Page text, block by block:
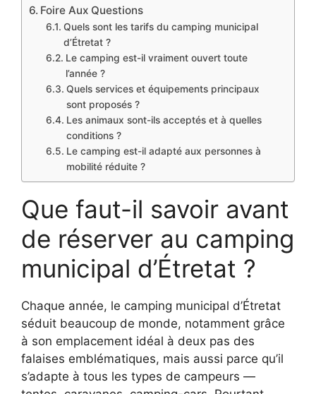
Foire Aux Questions
Quels sont les tarifs du camping municipal
d’Étretat ?
Le camping est-il vraiment ouvert toute
l’année ?
Quels services et équipements principaux
sont proposés ?
Les animaux sont-ils acceptés et à quelles
conditions ?
Le camping est-il adapté aux personnes à
mobilité réduite ?
Que faut-il savoir avant
de réserver au camping
municipal d’Étretat ?
Chaque année, le camping municipal d’Étretat
séduit beaucoup de monde, notamment grâce
à son emplacement idéal à deux pas des
falaises emblématiques, mais aussi parce qu’il
s’adapte à tous les types de campeurs —